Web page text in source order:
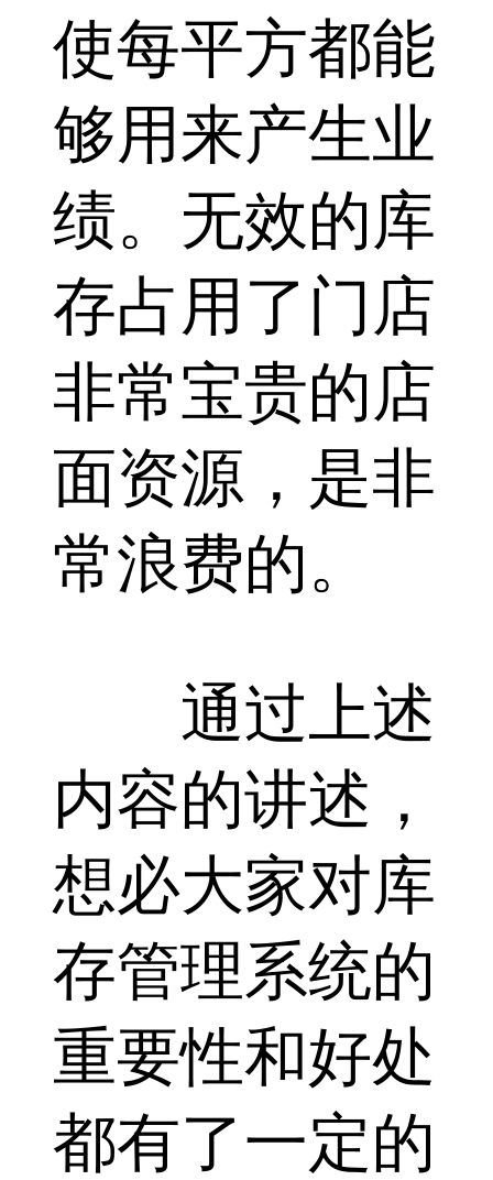
使每平方都能
够用来产生业
绩。无效的库
存占用了门店
非常宝贵的店
面资源，是非
常浪费的。
通过上述
内容的讲述，
想必大家对库
存管理系统的
重要性和好处
都有了一定的